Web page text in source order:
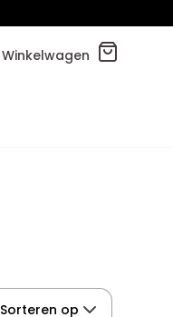
Winkelwagen
Sorteren op